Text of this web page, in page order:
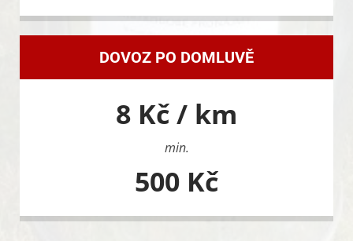
DOVOZ PO DOMLUVĚ
8 Kč / km
min.
500 Kč